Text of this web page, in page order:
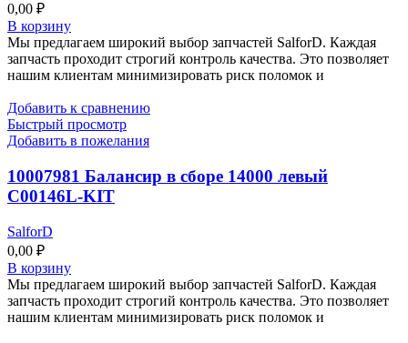
0,00 ₽
В корзину
Мы предлагаем широкий выбор запчастей SalforD. Каждая
запчасть проходит строгий контроль качества. Это позволяет
нашим клиентам минимизировать риск поломок и
Добавить к сравнению
Быстрый просмотр
Добавить в пожелания
10007981 Балансир в сборе 14000 левый
C00146L-KIT
SalforD
0,00 ₽
В корзину
Мы предлагаем широкий выбор запчастей SalforD. Каждая
запчасть проходит строгий контроль качества. Это позволяет
нашим клиентам минимизировать риск поломок и